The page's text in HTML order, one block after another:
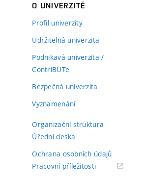
O UNIVERZITĚ
Profil univerzity
Udržitelná univerzita
Podnikavá univerzita /
ContriBUTe
Bezpečná univerzita
Vyznamenání
Organizační struktura
Úřední deska
Ochrana osobních údajů
Pracovní příležitosti(externí